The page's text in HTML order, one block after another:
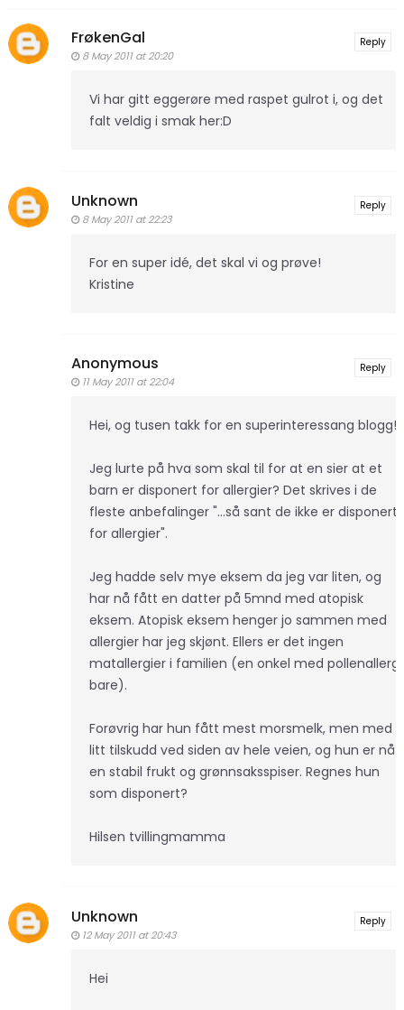
FrøkenGal
8 May 2011 at 20:20
Vi har gitt eggerøre med raspet gulrot i, og det
falt veldig i smak her:D
Reply
Unknown
8 May 2011 at 22:23
For en super idé, det skal vi og prøve!
Kristine
Reply
Anonymous
11 May 2011 at 22:04
Hei, og tusen takk for en superinteressang blogg!
Jeg lurte på hva som skal til for at en sier at et
barn er disponert for allergier? Det skrives i de
fleste anbefalinger "...så sant de ikke er disponert
for allergier".
Jeg hadde selv mye eksem da jeg var liten, og
har nå fått en datter på 5mnd med atopisk
eksem. Atopisk eksem henger jo sammen med
allergier har jeg skjønt. Ellers er det ingen
matallergier i familien (en onkel med pollenallergi
bare).
Forøvrig har hun fått mest morsmelk, men med
litt tilskudd ved siden av hele veien, og hun er nå
en stabil frukt og grønnsaksspiser. Regnes hun
som disponert?
Hilsen tvillingmamma
Reply
Unknown
12 May 2011 at 20:43
Hei
Reply